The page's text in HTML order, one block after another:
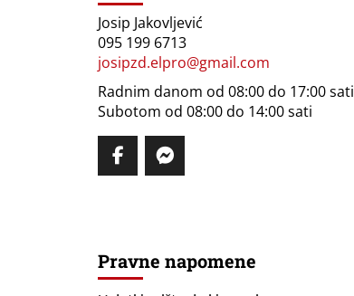
Josip Jakovljević
095 199 6713
josipzd.elpro@gmail.com
Radnim danom od 08:00 do 17:00 sati
Subotom od 08:00 do 14:00 sati
Pravne napomene